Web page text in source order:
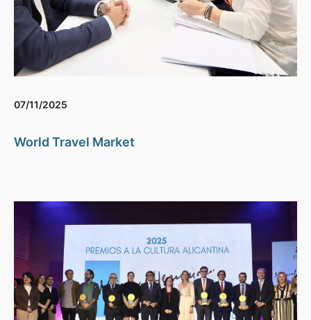
07/11/2025
World Travel Market